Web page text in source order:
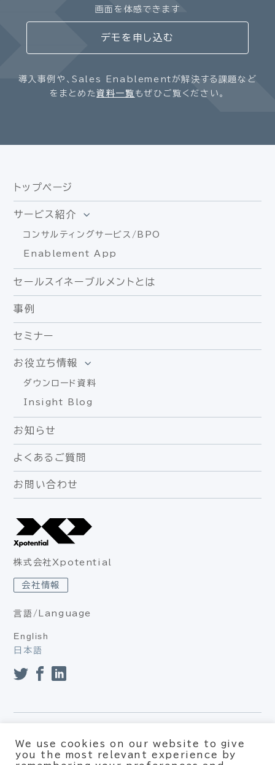
画面を体感できます
デモを申し込む
導入事例や、Sales Enablementが解決する課題など
をまとめた資料一覧 もぜひご覧ください。
トップページ
サービス紹介
コンサルティングサービス/BPO
Enablement App
セールスイネーブルメントとは
事例
セミナー
お役立ち情報
ダウンロード資料
Insight Blog
お知らせ
よくあるご質問
お問い合わせ
株式会社Xpotential
会社情報
言語/Language
English
日本語
い）
利用約款
We use cookies on our website to give
you the most relevant experience by